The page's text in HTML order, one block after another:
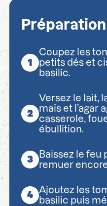
Préparation
Coupez les
petits dés et
basilic.
Versez le lait,
maïs et l’agar
casserole,
ébullition.
Baissez le feu
remuer
Ajoutez les
basilic puis